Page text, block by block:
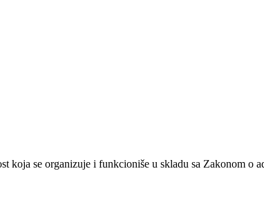
koja se organizuje i funkcioniše u skladu sa Zakonom o